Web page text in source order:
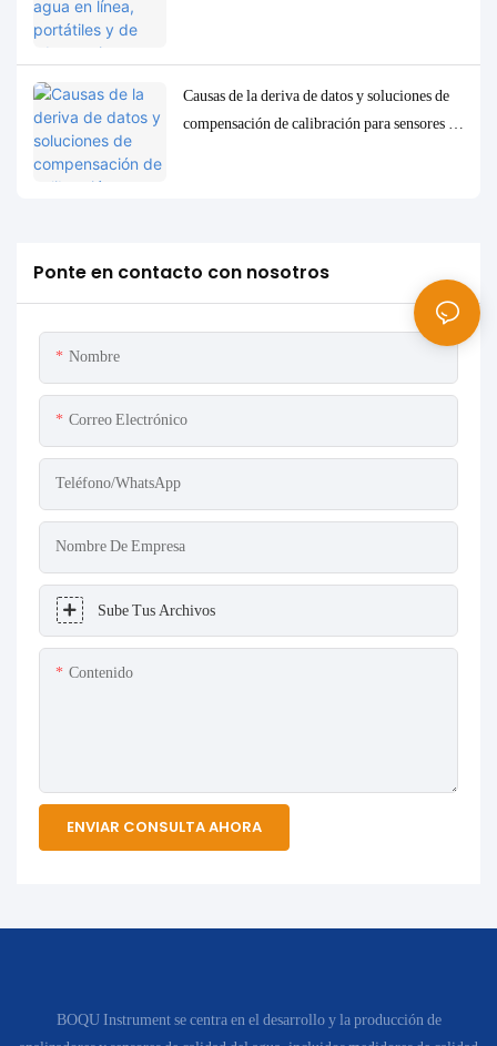
Causas de la deriva de datos y soluciones de
compensación de calibración para sensores de
Ponte en contacto con nosotros
Nombre
Correo Electrónico
Teléfono/WhatsApp
Nombre De Empresa
Sube Tus Archivos
Contenido
ENVIAR CONSULTA AHORA
BOQU Instrument se centra en el desarrollo y la producción de